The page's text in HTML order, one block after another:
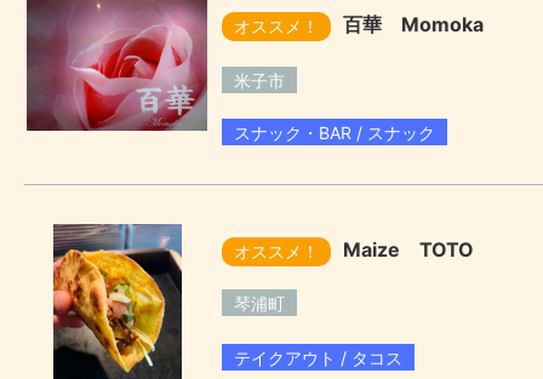
オススメ！ 百華 Momoka
米子市
スナック・BAR / スナック
オススメ！ Maize TOTO
琴浦町
テイクアウト / タコス